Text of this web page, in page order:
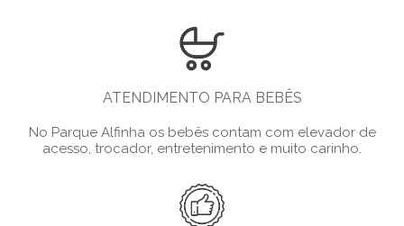
ATENDIMENTO PARA BEBÊS
No Parque Alfinha os bebês contam com elevador de
acesso, trocador, entretenimento e muito carinho.